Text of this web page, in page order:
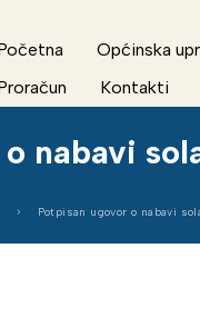
Općinska
Kontakti
nabavi
Potpisan ugovor o nabavi